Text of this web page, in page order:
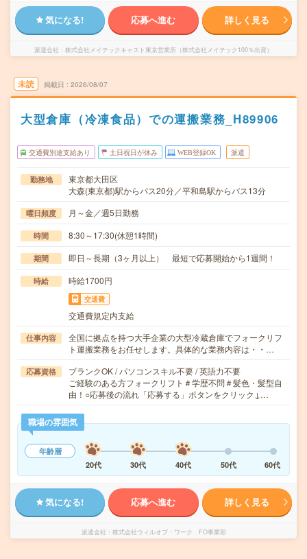
気になる! 応募へ進む 詳しく見る
派遣会社 株式会社メイテックキャスト東京営業所（株式会社メイテック100％出資）
未読 掲載日 2026/08/07
大型倉庫（冷凍食品）での運搬業務_H89906
交通費別途支給あり 土日祝日が休み WEB登録OK 派遣
勤務地
東京都大田区
大森(東京都)駅からバス20分／平和島駅からバス13分
曜日頻度 月～金／週5日勤務
時間 8:30～17:30(休憩1時間)
期間 即日～長期（3ヶ月以上） 最短で応募開始から1週間！
時給 時給1700円
交通費
交通費規定内支給
仕事内容
全国に拠点を持つ大手企業の大型冷蔵倉庫でフォークリフ
ト運搬業務をお任せします。具体的な業務内容は・・…
応募資格
ブランクOK / パソコンスキル不要 / 英語力不要
ご経験のある方フォークリフト＃学歴不問＃髪色・髪型自
由！○応募後の流れ「応募する」ボタンをクリック↓…
職場の雰囲気
年齢層
20代
30代 40代 50代 60代
気になる! 応募へ進む 詳しく見る
派遣会社 株式会社ウィルオブ・ワーク FO事業部